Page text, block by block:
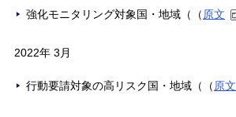
強化モニタリング対象国・地域（（ 原文
2022年 3月
行動要請対象の高リスク国・地域（（ 原文